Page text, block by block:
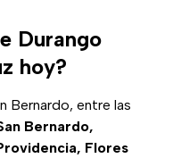
Durango
hoy?
Bernardo, entre las
Bernardo,
Flores